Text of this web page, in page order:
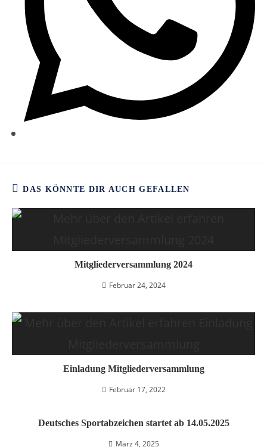
DAS KÖNNTE DIR AUCH GEFALLEN
Mitgliederversammlung 2024
Februar 24, 2024
Einladung Mitgliederversammlung
Februar 17, 2022
Deutsches Sportabzeichen startet ab 14.05.2025
März 4, 2025